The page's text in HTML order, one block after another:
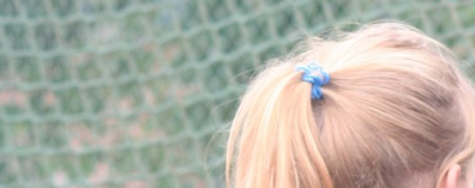
Erziehungswissenschaften